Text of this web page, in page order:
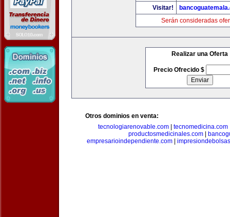
Visitar!
Serán consideradas
Realizar una Oferta
Precio Ofrecido $
Otros dominios en venta:
tecnologiarenovable.com
tecnomedicina.com
productosmedicinales.com|
empresarioindependiente.com